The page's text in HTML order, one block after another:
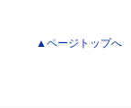
▲ページトップへ